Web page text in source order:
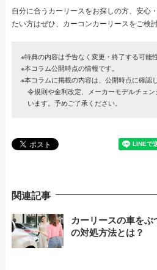
自分に合うカーリースをお探しの方、安心
たい方はぜひ、カーコンカーリースをご検
※特典の内容は予告なく変更・終了する可能
※本コラム公開時点の情報です。
※本コラムに掲載の内容は、公開時点に確認
令規則や金利改定、メーカーモデルチェ
います。予めご了承ください。
関連記事
カーリースの車を
の対処方法とは？